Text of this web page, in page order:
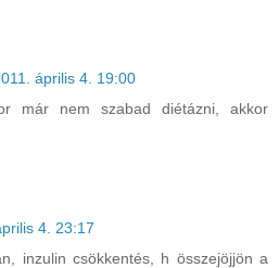
április 4. 19:00
már nem szabad diétázni, akkor
4. 23:17
inzulin csökkentés, h összejöjjön a